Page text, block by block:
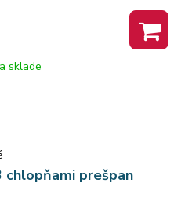
sklade
chlopňami prešpan